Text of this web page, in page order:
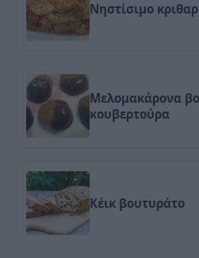
Νηστίσιμο
Μελομακάρονα
κουβερτούρα
Κέικ βουτυράτο